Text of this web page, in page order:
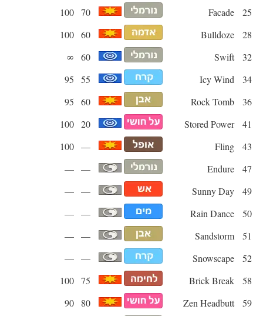
25
Facade
70
100
28
Bulldoze
60
100
32
Swift
60
∞
34
Icy Wind
55
95
36
Rock Tomb
60
95
41
Stored Power
20
100
43
Fling
—
100
47
Endure
—
—
49
Sunny Day
—
—
50
Rain Dance
—
—
51
Sandstorm
—
—
52
Snowscape
—
—
58
Brick Break
75
100
59
Zen Headbutt
80
90